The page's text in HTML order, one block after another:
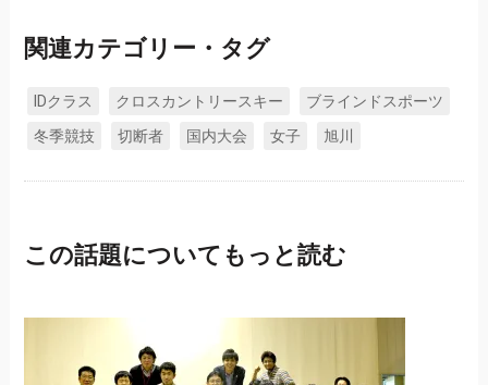
関連カテゴリー・タグ
IDクラス クロスカントリースキー
ブラインドスポーツ
冬季競技
切断者 国内大会 女子 旭川
この話題についてもっと読む